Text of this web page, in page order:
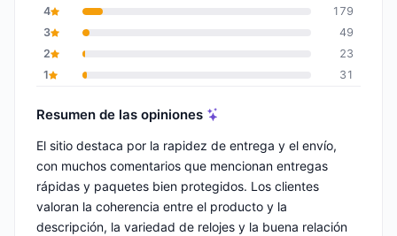
4
179
3
49
2
23
1
31
Resumen de las opiniones
El sitio destaca por la rapidez de entrega y el envío,
con muchos comentarios que mencionan entregas
rápidas y paquetes bien protegidos. Los clientes
valoran la coherencia entre el producto y la
descripción, la variedad de relojes y la buena relación